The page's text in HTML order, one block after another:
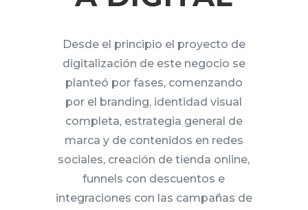
Desde el principio el proyecto de
digitalización de este negocio se
planteó por fases, comenzando
por el branding, identidad visual
completa, estrategia general de
marca y de contenidos en redes
sociales, creación de tienda online,
funnels con descuentos e
integraciones con las campañas de